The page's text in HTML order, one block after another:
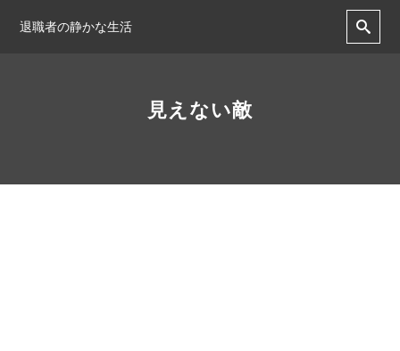
退職者の静かな生活
見えない敵